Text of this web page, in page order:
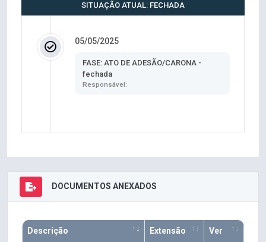
SITUAÇÃO ATUAL: FECHADA
05/05/2025
FASE: ATO DE ADESÃO/CARONA -
fechada
Responsável:
DOCUMENTOS ANEXADOS
Descrição Extensão Ver